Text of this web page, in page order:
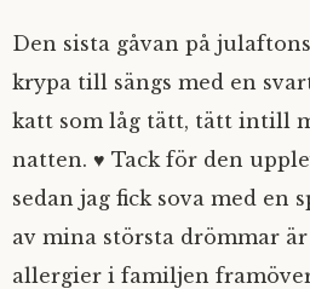
Den sista gåvan på
krypa till sängs med en
katt som låg tätt, tätt intill
natten. ♥ Tack för den
sedan jag fick sova med en
av mina största drömmar
allergier i familjen